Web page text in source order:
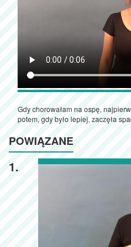
Gdy chorowałam na ospę,
potem, gdy było lepiej, zaczęła
POWIĄZANE
1.